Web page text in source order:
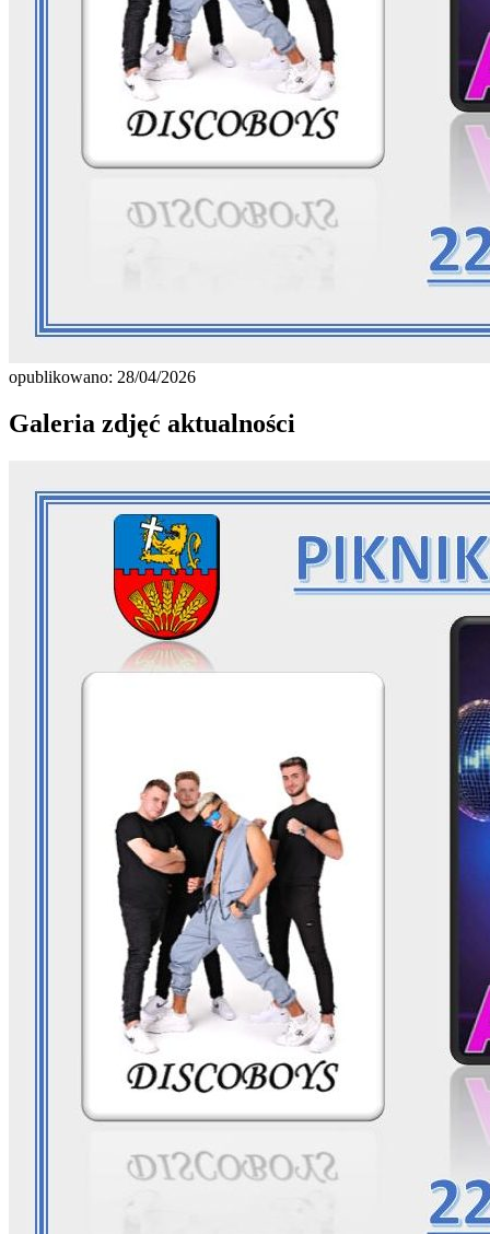
opublikowano: 28/04/2026
Galeria zdjęć aktualności